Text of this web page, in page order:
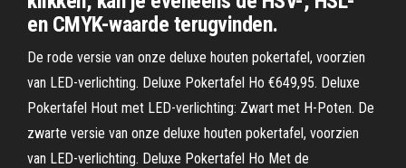
en CMYK-waarde terugvinden.
De rode versie van onze deluxe houten pokertafel, voorzien
van LED-verlichting. Deluxe Pokertafel Ho €649,95. Deluxe
Pokertafel Hout met LED-verlichting: Zwart met H-Poten. De
zwarte versie van onze deluxe houten pokertafel, voorzien
van LED-verlichting. Deluxe Pokertafel Ho Met de